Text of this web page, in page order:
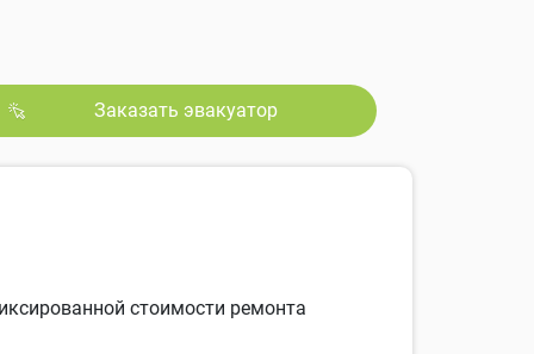
Заказать эвакуатор
стоимости ремонта